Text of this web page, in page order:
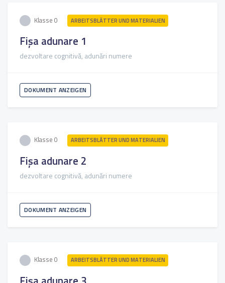
Klasse 0 ARBEITSBLÄTTER UND MATERIALIEN
Fișa adunare 1
dezvoltare cognitivă, adunări numere
DOKUMENT ANZEIGEN
Klasse 0 ARBEITSBLÄTTER UND MATERIALIEN
Fișa adunare 2
dezvoltare cognitivă, adunări numere
DOKUMENT ANZEIGEN
Klasse 0 ARBEITSBLÄTTER UND MATERIALIEN